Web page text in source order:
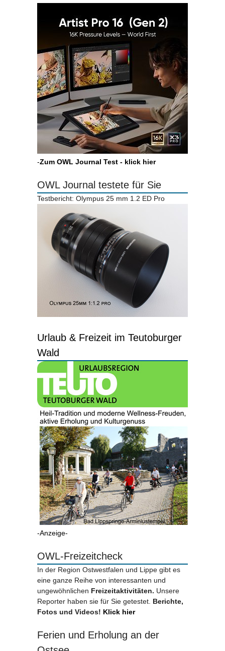
-Zum OWL Journal Test - klick hier
OWL Journal testete für Sie
Testbericht: Olympus 25 mm 1.2 ED Pro
Urlaub & Freizeit im Teutoburger
Wald
-Anzeige-
OWL-Freizeitcheck
In der Region Ostwestfalen und Lippe gibt es
eine ganze Reihe von interessanten und
ungewöhnlichen Freizeitaktivitäten. Unsere
Reporter haben sie für Sie getestet. Berichte,
Fotos und Videos! Klick hier
Ferien und Erholung an der